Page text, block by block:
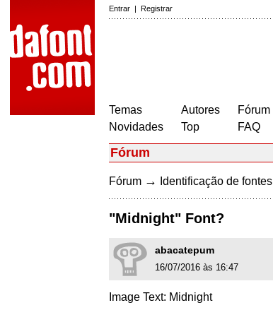
Entrar | Registrar
Temas
Novidades
Autores
Top
Fórum
FAQ
Fórum
Fórum → Identificação de fontes
"Midnight" Font?
abacatepum
16/07/2016 às 16:47
Image Text: Midnight